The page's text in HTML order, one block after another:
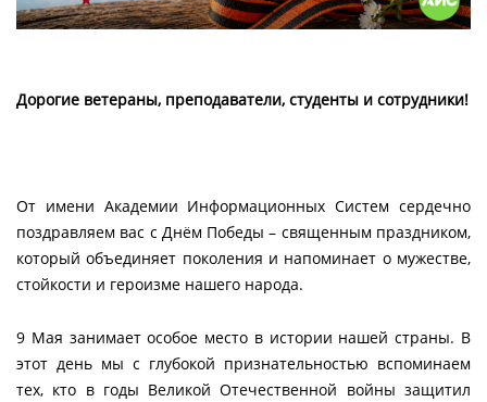
Дорогие ветераны, преподаватели, студенты и сотрудники!
От имени Академии Информационных Систем сердечно
поздравляем вас с Днём Победы – священным праздником,
который объединяет поколения и напоминает о мужестве,
стойкости и героизме нашего народа.
9 Мая занимает особое место в истории нашей страны. В
этот день мы с глубокой признательностью вспоминаем
тех, кто в годы Великой Отечественной войны защитил